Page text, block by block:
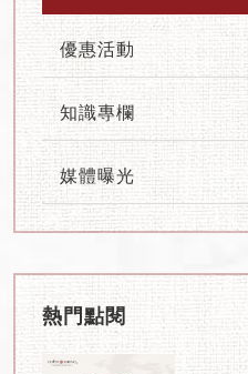
優惠活動
知識專欄
媒體曝光
熱門點閱